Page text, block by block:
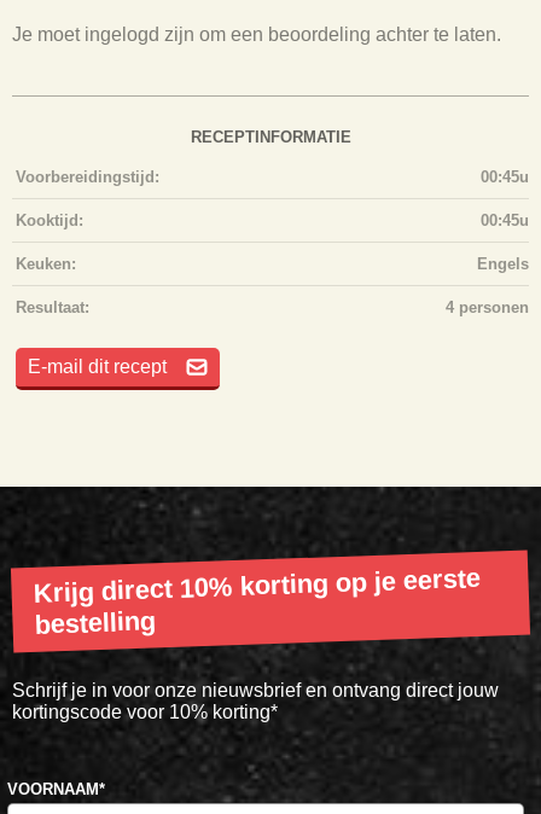
Je moet ingelogd zijn om een beoordeling achter te laten.
RECEPTINFORMATIE
Voorbereidingstijd: 00:45u
Kooktijd: 00:45u
Keuken: Engels
Resultaat: 4 personen
E-mail dit recept
Krijg direct 10% korting op je eerste
bestelling
Schrijf je in voor onze nieuwsbrief en ontvang direct jouw
kortingscode voor 10% korting*
VOORNAAM*